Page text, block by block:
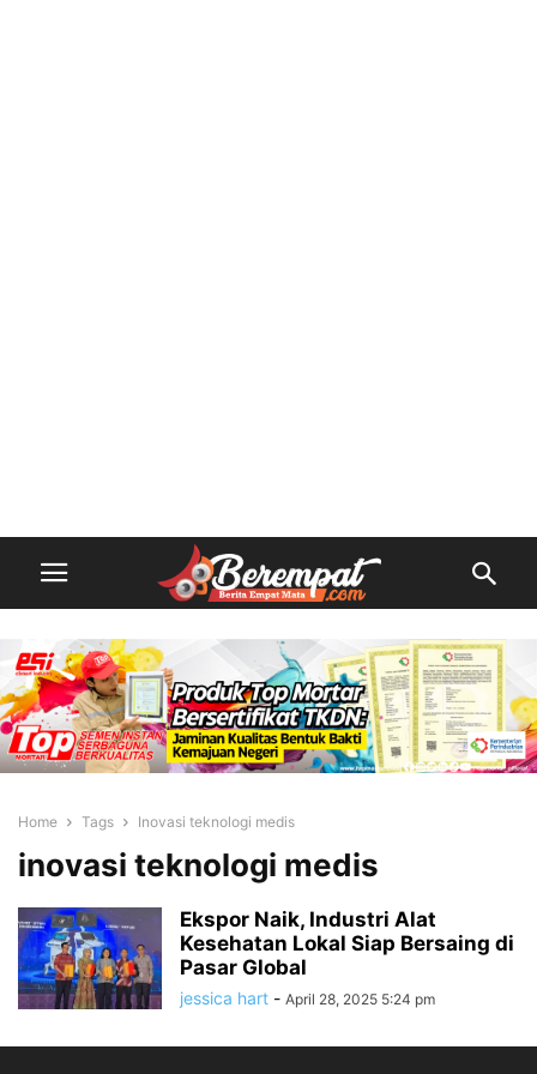
Home Tags Inovasi teknologi medis
inovasi teknologi medis
Ekspor Naik, Industri Alat
Kesehatan Lokal Siap Bersaing di
Pasar Global
jessica hart - April 28, 2025 5:24 pm